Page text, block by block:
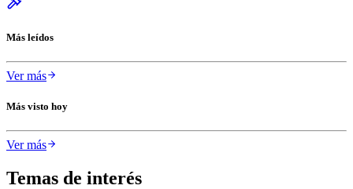
Más leídos
Ver más
Más visto hoy
Ver más
Temas de interés